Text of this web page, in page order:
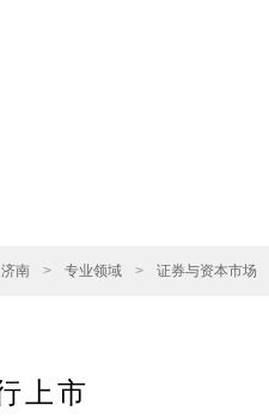
济南 > 专业领域 > 证券与资本市场
上市